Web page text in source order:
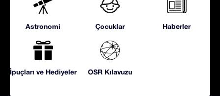
Astronomi Çocuklar Haberler
İpuçları ve Hediyeler OSR Kılavuzu